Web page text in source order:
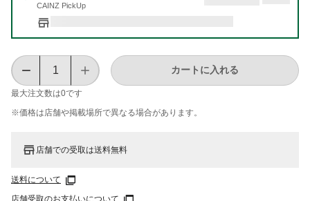
CAINZ PickUp
最大注文数は0です
カートに入れる
※価格は​店舗や​掲載場所で​異なる​場合が​あります。
店舗での受取は送料無料
送料について
店舗受取のお支払いについて